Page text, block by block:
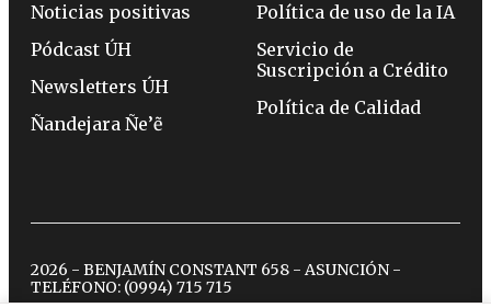
Noticias positivas
Pódcast ÚH
Newsletters ÚH
Ñandejara Ñe’ẽ
Política de uso de la IA
Servicio de
Suscripción a Crédito
Política de Calidad
2026 - BENJAMÍN CONSTANT 658 - ASUNCIÓN -
TELÉFONO: (0994) 715 715